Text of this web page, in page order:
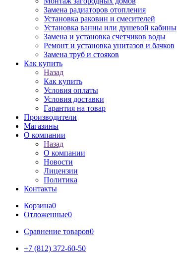
Замена радиаторов отопления
Установка раковин и смесителей
Установка ванны или душевой кабины
Замена и установка счетчиков воды
Ремонт и установка унитазов и бачков
Замена труб и стояков
Как купить
Назад
Как купить
Условия оплаты
Условия доставки
Гарантия на товар
Производители
Магазины
О компании
Назад
О компании
Новости
Лицензии
Политика
Контакты
Корзина0
Отложенные0
Сравнение товаров0
+7 (812) 372-60-50